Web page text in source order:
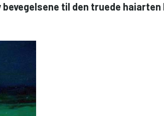
til den truede haiarten